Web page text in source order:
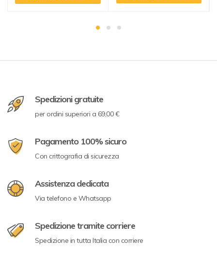
Spedizioni gratuite
per ordini superiori a 69,00 €
Pagamento 100% sicuro
Con crittografia di sicurezza
Assistenza dedicata
Via telefono e Whatsapp
Spedizione tramite corriere
Spedizione in tutta Italia con corriere